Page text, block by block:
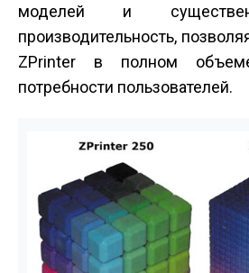
моделей и
производительность,
ZPrinter в полном объеме
потребности пользователей.